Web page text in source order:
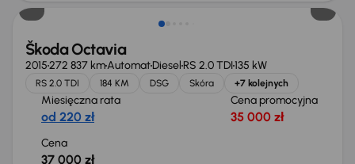
Škoda Octavia
2015272 837 kmAutomatDiesel RS 2.0 TDI135 kW
RS 2.0 TDI 184 KM DSG Skóra +7 kolejnych
Miesięczna rata
od 220 zł
Cena promocyjna
35 000 zł
Cena
37 000 zł